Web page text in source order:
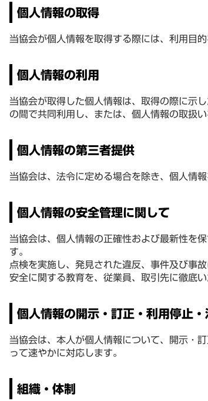
個人情報の取得
当協会が個人情報を取得する際には、利用目
個人情報の利用
当協会が取得した個人情報は、取得の際に示
の間で共同利用し、または、個人情報の取扱
個人情報の第三者提供
当協会は、法令に定める場合を除き、個人情
個人情報の安全管理に関して
当協会は、個人情報の正確性および最新性を
す。
点検を実施し、発見された違反、事件及び事
安全に関する教育を、従業員、取引先に徹底い
個人情報の開示・訂正・利用停止
当協会は、本人が個人情報について、開示・
って速やかに対応します。
組織・体制